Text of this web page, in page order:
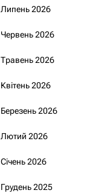
Липень 2026
Червень 2026
Травень 2026
Квітень 2026
Березень 2026
Лютий 2026
Січень 2026
Грудень 2025